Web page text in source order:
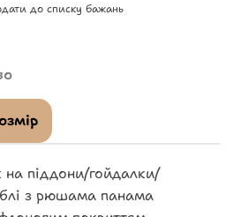
до списку бажань
піддони/гойдалки/
з рюшама панама